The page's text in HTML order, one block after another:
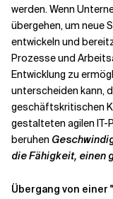
werden. Wenn
übergehen, um neue
entwickeln und
Prozesse und
Entwicklung zu
unterscheiden kann,
geschäftskritischen
gestalteten agilen IT-
beruhen
die Fähigkeit, einen
Übergang von einer